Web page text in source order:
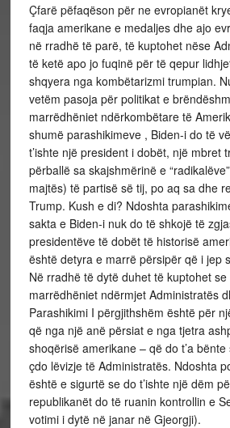
Çfarë pëfaqëson për ne evropianët
faqja amerikane e medaljes dhe ajo
në rradhë të parë, të kuptohet nëse
të ketë apo jo fuqinë për të qepur
shqyera nga kombëtarizmi trumpian.
vetëm pasoja për politikat e
marrëdhëniet ndërkombëtare të
shumë parashikimeve , Biden-i do të
t’ishte një president i dobët, një mbret
përballë sa skajshmërinë e
majtës) të partisë së tij, po aq sa dhe
Trump. Kush e di? Ndoshta
sakta e Biden-i nuk do të shkojë të
presidentëve të dobët të historisë
është detyra e marrë përsipër që i jep
Në rradhë të dytë duhet të kuptohet
marrëdhëniet ndërmjet Administratës
Parashikimi I përgjithshëm është për
që nga një anë përsiat e nga tjetra
shoqërisë amerikane – që do t’a
çdo lëvizje të Administratës. Ndoshta
është e sigurtë se do t’ishte një dëm
republikanët do të ruanin kontrollin e
votimi i dytë në janar në Gjeorgji).